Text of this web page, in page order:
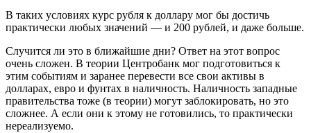
В таких условиях курс рубля к доллару мог бы достичь
практически любых значений — и 200 рублей, и даже больше.
Случится ли это в ближайшие дни? Ответ на этот вопрос
очень сложен. В теории Центробанк мог подготовиться к
этим событиям и заранее перевести все свои активы в
долларах, евро и фунтах в наличность. Наличность западные
правительства тоже (в теории) могут заблокировать, но это
сложнее. А если они к этому не готовились, то практически
нереализуемо.